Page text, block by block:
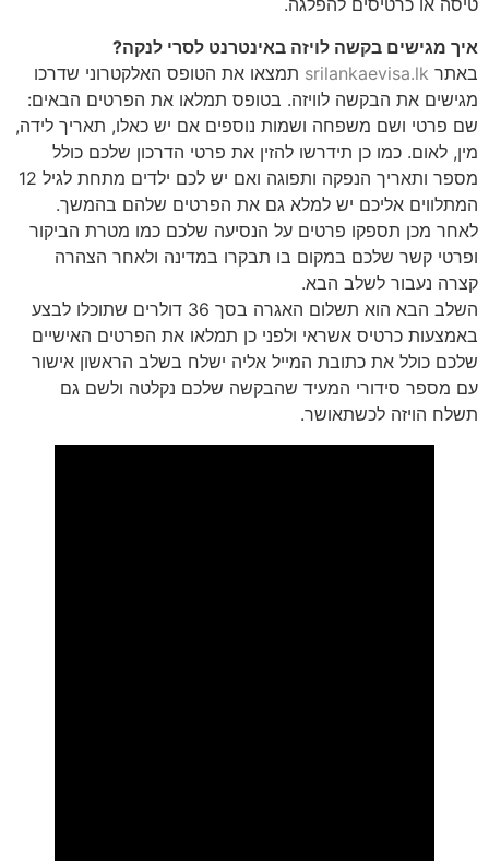
טיסה או כרטיסים להפלגה.
איך מגישים בקשה לויזה באינטרנט לסרי לנקה?
באתר srilankaevisa.lk תמצאו את הטופס האלקטרוני שדרכו
מגישים את הבקשה לוויזה. בטופס תמלאו את הפרטים הבאים:
שם פרטי ושם משפחה ושמות נוספים אם יש כאלו, תאריך לידה,
מין, לאום. כמו כן תידרשו להזין את פרטי הדרכון שלכם כולל
מספר ותאריך הנפקה ותפוגה ואם יש לכם ילדים מתחת לגיל 12
המתלווים אליכם יש למלא גם את הפרטים שלהם בהמשך.
לאחר מכן תספקו פרטים על הנסיעה שלכם כמו מטרת הביקור
ופרטי קשר שלכם במקום בו תבקרו במדינה ולאחר הצהרה
קצרה נעבור לשלב הבא.
השלב הבא הוא תשלום האגרה בסך 36 דולרים שתוכלו לבצע
באמצעות כרטיס אשראי ולפני כן תמלאו את הפרטים האישיים
שלכם כולל את כתובת המייל אליה ישלח בשלב הראשון אישור
עם מספר סידורי המעיד שהבקשה שלכם נקלטה ולשם גם
תשלח הויזה לכשתאושר.